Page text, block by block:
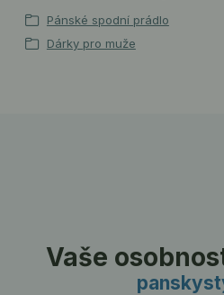
Pánské spodní prádlo
Dárky pro muže
Vaše